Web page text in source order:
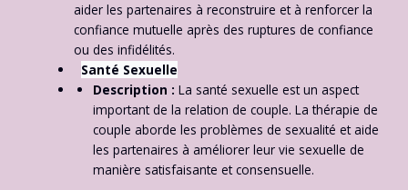
aider les partenaires à reconstruire et à renforcer la
confiance mutuelle après des ruptures de confiance
ou des infidélités.
Santé Sexuelle
Description : La santé sexuelle est un aspect
important de la relation de couple. La thérapie de
couple aborde les problèmes de sexualité et aide
les partenaires à améliorer leur vie sexuelle de
manière satisfaisante et consensuelle.